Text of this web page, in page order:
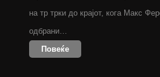
на тр трки до крајот, кога Макс
одбрани…
Повеќе